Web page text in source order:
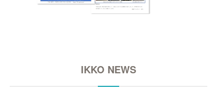
IKKO NEWS